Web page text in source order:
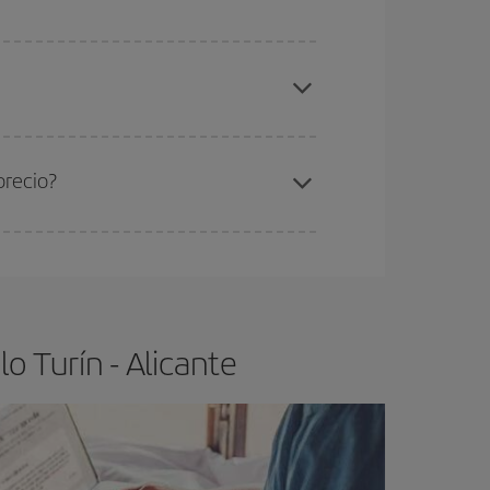
Turín - Alicante